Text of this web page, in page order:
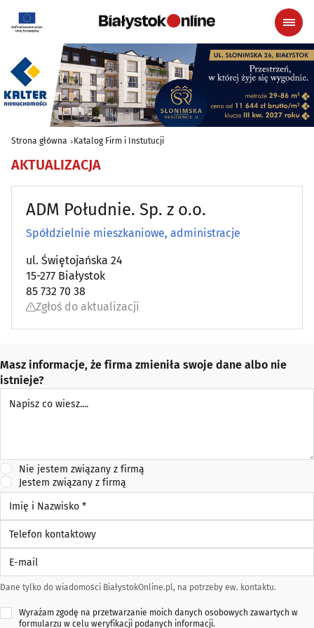
Strona główna Katalog Firm i Instutucji
AKTUALIZACJA
ADM Południe. Sp. z o.o.
Spółdzielnie mieszkaniowe, administracje
ul. Świętojańska 24
15-277 Białystok
85 732 70 38
Zgłoś do aktualizacji
Masz informacje, że firma zmieniła swoje dane albo nie
istnieje?
Nie jestem związany z firmą
Jestem związany z firmą
Imię i Nazwisko *
Telefon kontaktowy
Dane tylko do wiadomości BiałystokOnline.pl, na potrzeby ew. kontaktu.
Wyrażam zgodę na przetwarzanie moich danych osobowych zawartych w
formularzu w celu weryfikacji podanych informacji.